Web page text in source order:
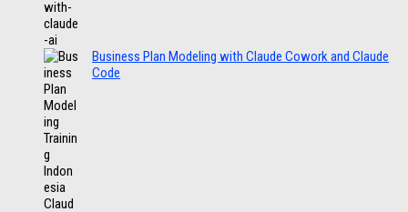
Business Plan Modeling with Claude Cowork and Claude
Code